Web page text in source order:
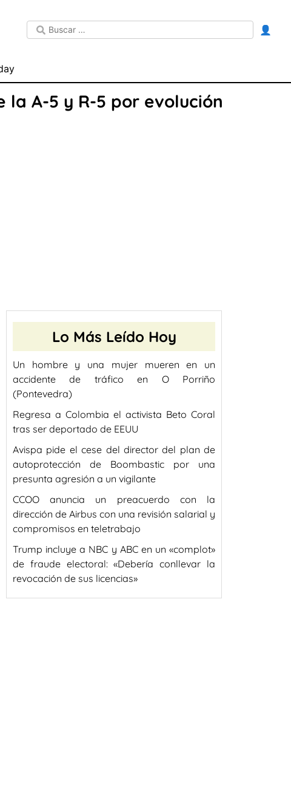
👤
A-5 y R-5 por evolución
Lo Más Leído Hoy
Un hombre y una mujer mueren en un
accidente de tráfico en O Porriño
(Pontevedra)
Regresa a Colombia el activista Beto Coral
tras ser deportado de EEUU
Avispa pide el cese del director del plan de
autoprotección de Boombastic por una
presunta agresión a un vigilante
CCOO anuncia un preacuerdo con la
dirección de Airbus con una revisión salarial y
compromisos en teletrabajo
Trump incluye a NBC y ABC en un «complot»
de fraude electoral: «Debería conllevar la
revocación de sus licencias»